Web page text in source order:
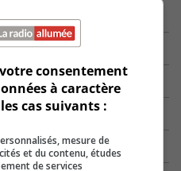
consentement
à caractère
cas suivants :
mesure de
et du contenu, études
de services